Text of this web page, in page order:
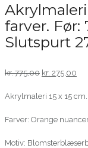
Akrylmaleri
farver. Før:
Slutspurt
kr.775,00 Original
kr. 775,00.
kr. 275,00
kr.
Akrylmaleri 15 x 15
Farver: Orange
Motiv: